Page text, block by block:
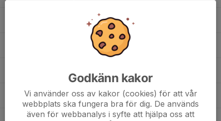
Stefan Gligoric
Godkänn kakor
Vi använder oss av kakor (cookies) för att vår
webbplats ska fungera bra för dig. De används
även för webbanalys i syfte att hjälpa oss att